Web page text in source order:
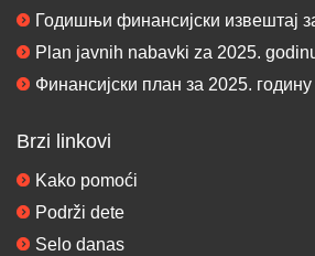
Годишњи финансијски извештај
Plan javnih nabavki za 2025.
Финансијски план за 2025. годину
Brzi linkovi
Kako pomoći
Podrži dete
Selo danas